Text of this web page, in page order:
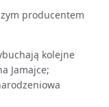
producentem
kolejne
Jamajce;